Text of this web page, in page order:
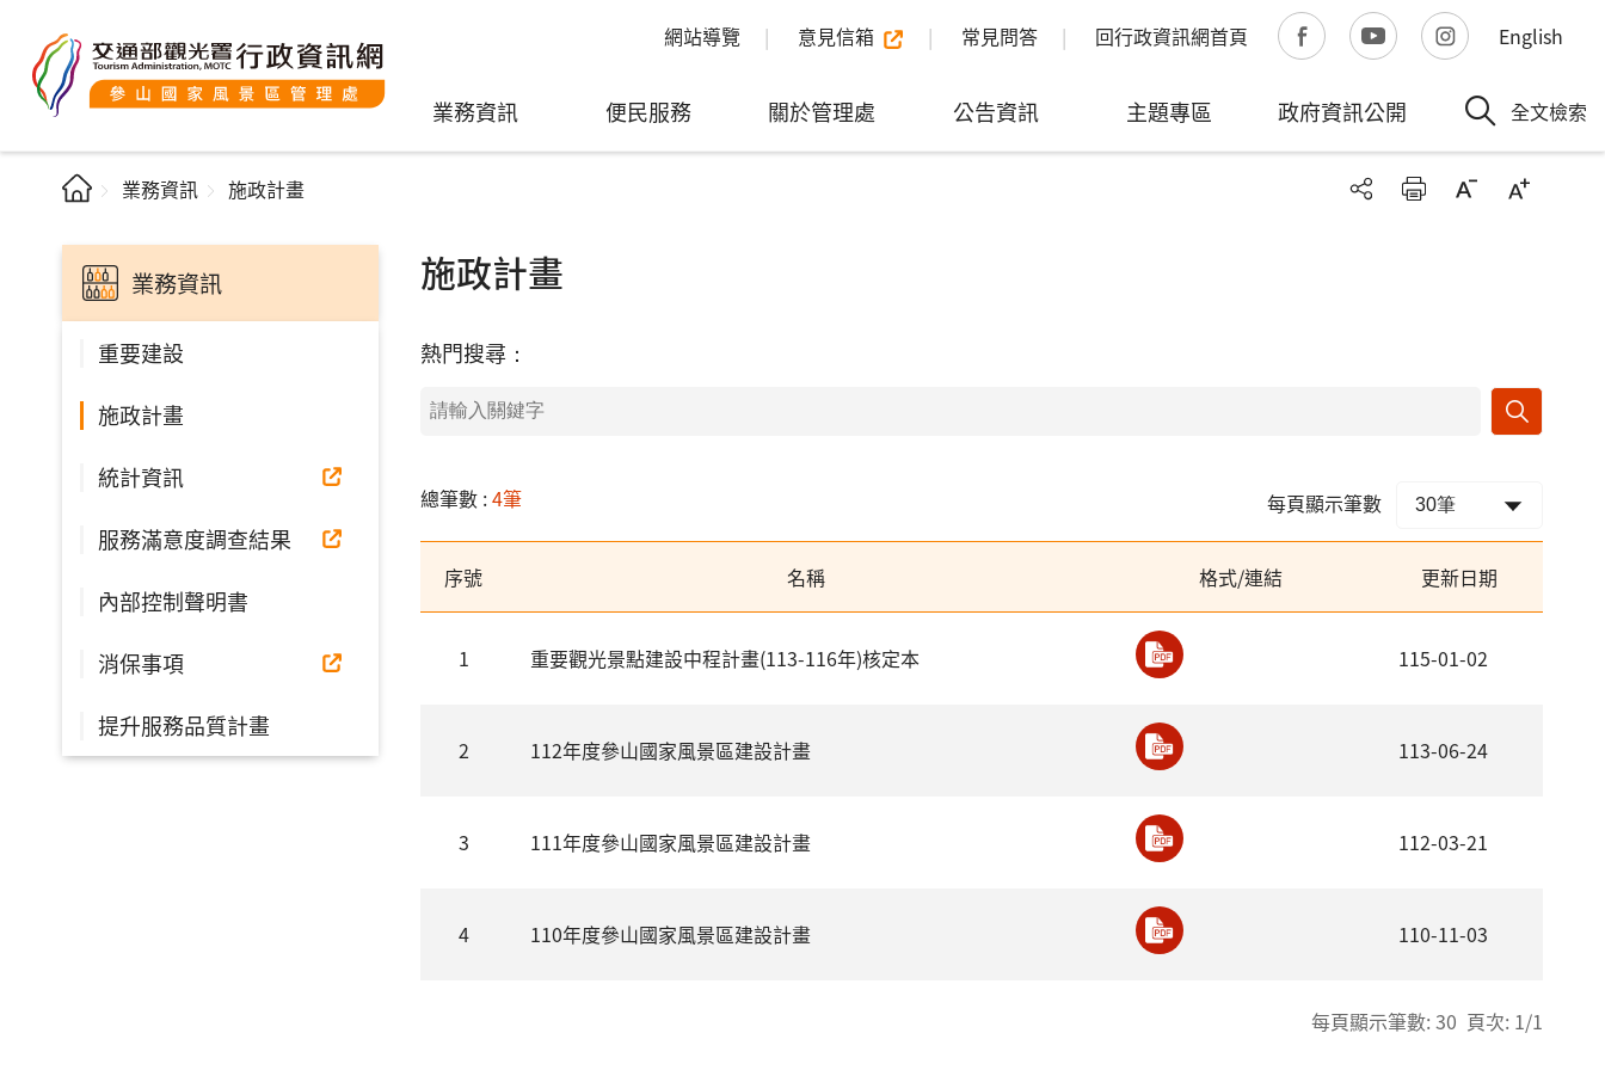
網站導覽 意見信箱 常見問答 回行政資訊網首頁 English
業務資訊 便民服務 關於管理處 公告資訊 主題專區 政府資訊公開 全文檢索
業務資訊 施政計畫
業務資訊
重要建設
施政計畫
統計資訊
服務滿意度調查結果
內部控制聲明書
消保事項
提升服務品質計畫
施政計畫
熱門搜尋：
總筆數 :4筆 每頁顯示筆數
序號 名稱 格式/連結 更新日期
1 重要觀光景點建設中程計畫(113-116年)核定本 115-01-02
2 112年度參山國家風景區建設計畫 113-06-24
3 111年度參山國家風景區建設計畫 112-03-21
4 110年度參山國家風景區建設計畫 110-11-03
每頁顯示筆數: 30 頁次: 1/1